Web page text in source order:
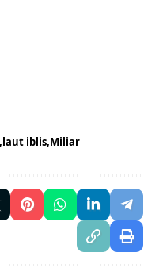
laut iblis Miliar